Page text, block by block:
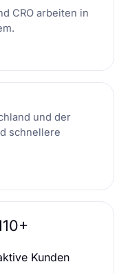
CRO arbeiten in
und der
schnellere
Kunden